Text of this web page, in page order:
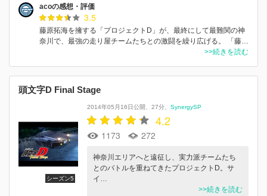
acoの感想・評価
3.5
藤原拓海を擁する「プロジェクトD」が、最終にして最難関の神
奈川で、最強の走り屋チームたちとの激闘を繰り広げる。 「藤…
>>続きを読む
頭文字D Final Stage
シーズン5
2014年05月16日公開 27分 SynergySP
4.2
1173 272
神奈川エリアへと遠征し、実力派チームたち
とのバトルを重ねてきたプロジェクトD。サ
イ…
>>続きを読む